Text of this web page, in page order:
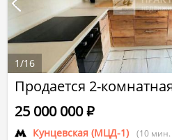
Продается 2-
Кунцевская (МЦД-1) (10
25 000 000Р
1/16